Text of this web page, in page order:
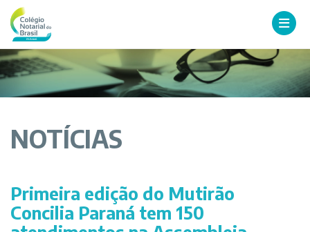
NOTÍCIAS
Primeira edição do Mutirão
Concilia Paraná tem 150